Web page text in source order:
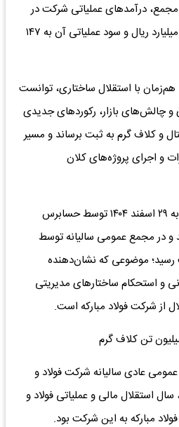
درآمدهای عملیاتی شرکت در
سال ۱۴۰۴ به ۶۵۹ هزار و ۲۳۵ میلیارد ریال و سود عملیاتی آن به ۱۴۷
و نورد سبا در سال ۱۴۰۴، هم‌زمان با استقلال ساختاری، توانست
چالش‌های بازار، رکوردهای جدیدی
و کلاف گرم به ثبت برساند و مسیر
و اجرای پروژه‌های کلان
صورت‌های مالی سال منتهی به ۲۹ اسفند ۱۴۰۴ توسط حسابرس
و در مجمع عمومی سالیانه توسط
رسید؛ موضوعی که نشان‌دهنده
و استحکام ساختارهای مدیریتی
از شرکت فولاد مبارکه است.
عادی سالیانه شرکت فولاد و
سبا اظهار کرد؛ سال ۱۴۰۴، سال استقلال مالی و عملیاتی فولاد و
فولاد مبارکه به این شرکت بود.